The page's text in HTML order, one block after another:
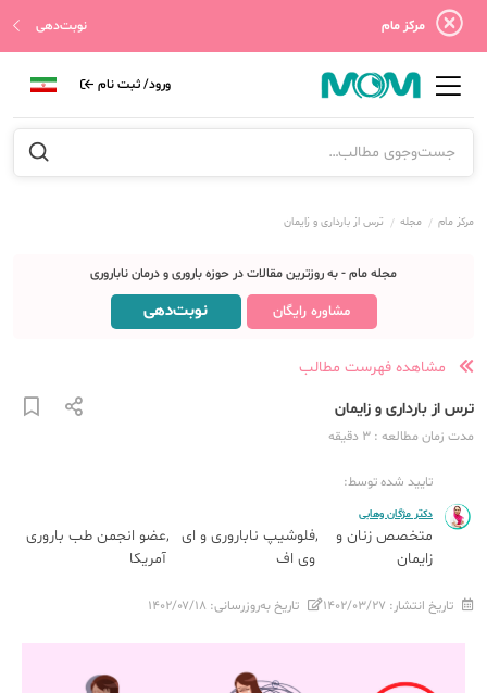
مرکز مام نوبت‌دهی
ورود/ ثبت نام
مرکز مام مجله ترس از بارداری و زایمان
مجله مام - به روزترین مقالات در حوزه باروری و درمان ناباروری
مشاوره رایگان نوبت‌دهی
مشاهده فهرست مطالب
ترس از بارداری و زایمان
مدت زمان مطالعه : 3 دقیقه
تایید شده توسط:
دکتر مژگان وهابی
متخصص زنان و
زایمان
فلوشیپ ناباروری و ای
وی اف
عضو انجمن طب باروری
آمریکا
تاریخ انتشار: ۱۴۰۲/۰۳/۲۷ تاریخ به‌روزرسانی: ۱۴۰۲/۰۷/۱۸